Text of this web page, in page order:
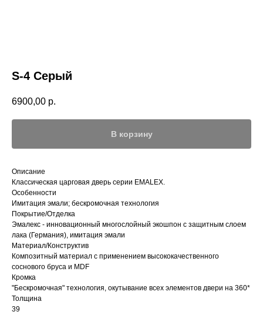
S-4 Серый
6900,00 р.
В корзину
Описание
Классическая царговая дверь cерии EMALEX.
Особенности
Имитация эмали; бескромочная технология
Покрытие/Отделка
Эмалекс - инновационный многослойный экошпон с защитным слоем
лака (Германия), имитация эмали
Материал/Конструктив
Композитный материал с применением высококачественного
соснового бруса и MDF
Кромка
"Бескромочная" технология, окутывание всех элементов двери на 360*
Толщина
39